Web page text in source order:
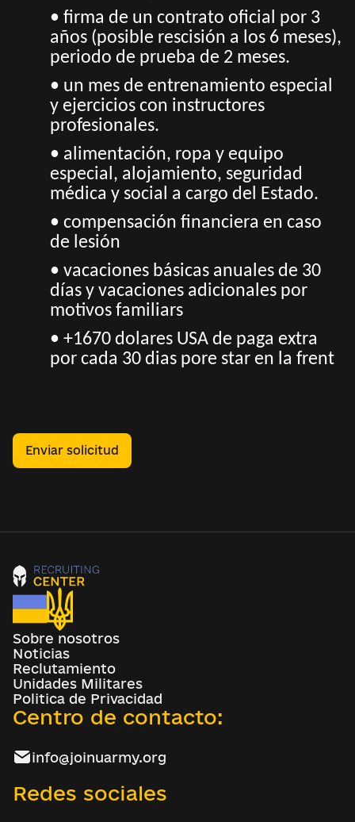
• firma de un contrato oficial por 3
años (posible rescisión a los 6 meses),
periodo de prueba de 2 meses.
• un mes de entrenamiento especial
y ejercicios con instructores
profesionales.
• alimentación, ropa y equipo
especial, alojamiento, seguridad
médica y social a cargo del Estado.
• compensación financiera en caso
de lesión
• vacaciones básicas anuales de 30
días y vacaciones adicionales por
motivos familiars
• +1670 dolares USA de paga extra
por cada 30 dias pore star en la frent
Enviar solicitud
Sobre nosotros
Noticias
Reclutamiento
Unidades Militares
Politica de Privacidad
Centro de contacto:
info@joinuarmy.org
Redes sociales